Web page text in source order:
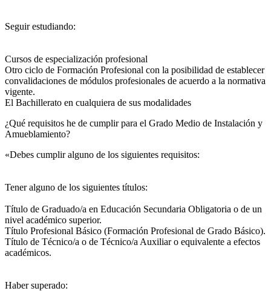
Seguir estudiando:
Cursos de especialización profesional
Otro ciclo de Formación Profesional con la posibilidad de establecer
convalidaciones de módulos profesionales de acuerdo a la normativa
vigente.
El Bachillerato en cualquiera de sus modalidades
¿Qué requisitos he de cumplir para el Grado Medio de Instalación y
Amueblamiento?
«Debes cumplir alguno de los siguientes requisitos:
Tener alguno de los siguientes títulos:
Título de Graduado/a en Educación Secundaria Obligatoria o de un
nivel académico superior.
Título Profesional Básico (Formación Profesional de Grado Básico).
Título de Técnico/a o de Técnico/a Auxiliar o equivalente a efectos
académicos.
Haber superado: